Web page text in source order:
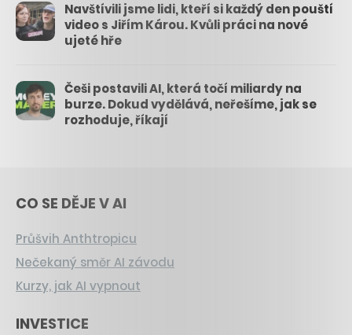
Navštívili jsme lidi, kteří si každý den pouští
video s Jiřím Károu. Kvůli práci na nové
ujeté hře
Češi postavili AI, která točí miliardy na
burze. Dokud vydělává, neřešíme, jak se
rozhoduje, říkají
CO SE DĚJE V AI
Průšvih Anthtropicu
Nečekaný směr AI závodu
Kurzy, jak AI vypnout
INVESTICE